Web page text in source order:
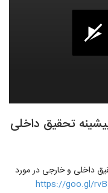
تحقیق داخلی
داخلی و خارجی در مورد
https://goo.gl/